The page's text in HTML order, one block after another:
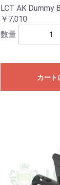
LCT AK Dummy
￥7,010
数量
カート